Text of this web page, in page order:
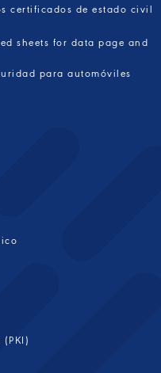
certificados de estado civil
sheets for data page and
para automóviles